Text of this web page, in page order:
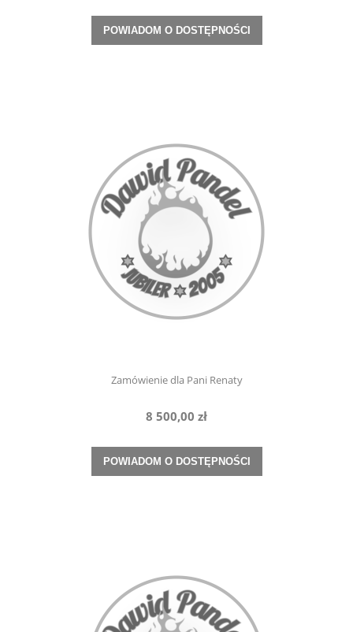
POWIADOM O DOSTĘPNOŚCI
Zamówienie dla Pani Renaty
8 500,00 zł
POWIADOM O DOSTĘPNOŚCI